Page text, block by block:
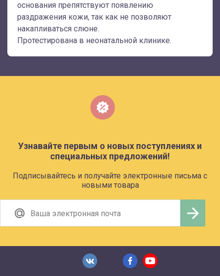
основания препятствуют появлению
раздражения кожи, так как не позволяют
накапливаться слюне.
Протестирована в неонатальной клинике.
Узнавайте первым о новых поступлениях и
специальных предложений!
Подписывайтесь и получайте электронные письма с
новыми товара